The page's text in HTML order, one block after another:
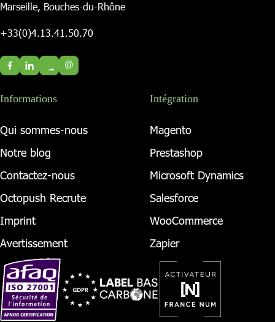
Marseille, Bouches-du-Rhône
+33(0)4.13.41.50.70
@
Informations
Qui sommes-nous
Notre blog
Contactez-nous
Octopush Recrute
Imprint
Avertissement
Intégration
Magento
Prestashop
Microsoft Dynamics
Salesforce
WooCommerce
Zapier